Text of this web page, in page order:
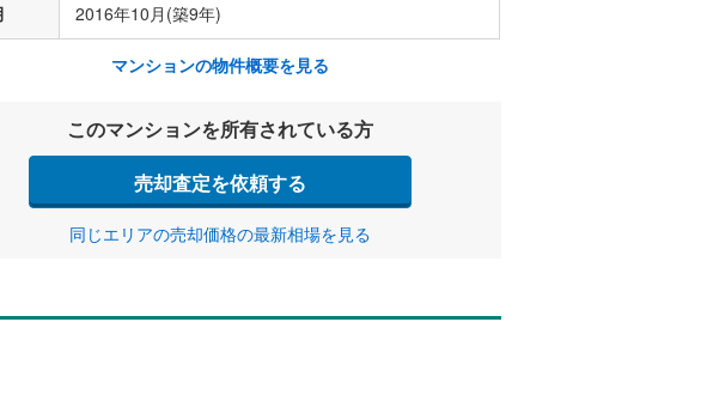
2016年10月(築9年)
マンションの物件概要を見る
このマンションを所有されている方
売却査定を依頼する
同じエリアの売却価格の最新相場を見る